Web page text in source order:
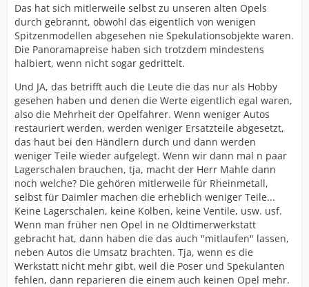
Das hat sich mitlerweile selbst zu unseren alten Opels
durch gebrannt, obwohl das eigentlich von wenigen
Spitzenmodellen abgesehen nie Spekulationsobjekte waren.
Die Panoramapreise haben sich trotzdem mindestens
halbiert, wenn nicht sogar gedrittelt.
Und JA, das betrifft auch die Leute die das nur als Hobby
gesehen haben und denen die Werte eigentlich egal waren,
also die Mehrheit der Opelfahrer. Wenn weniger Autos
restauriert werden, werden weniger Ersatzteile abgesetzt,
das haut bei den Händlern durch und dann werden
weniger Teile wieder aufgelegt. Wenn wir dann mal n paar
Lagerschalen brauchen, tja, macht der Herr Mahle dann
noch welche? Die gehören mitlerweile für Rheinmetall,
selbst für Daimler machen die erheblich weniger Teile...
Keine Lagerschalen, keine Kolben, keine Ventile, usw. usf.
Wenn man früher nen Opel in ne Oldtimerwerkstatt
gebracht hat, dann haben die das auch "mitlaufen" lassen,
neben Autos die Umsatz brachten. Tja, wenn es die
Werkstatt nicht mehr gibt, weil die Poser und Spekulanten
fehlen, dann reparieren die einem auch keinen Opel mehr.